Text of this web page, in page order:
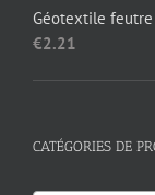
Géotextile
€2.21
CATÉGORIES DE